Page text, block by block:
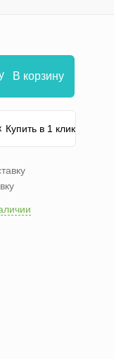
В корзину
Купить в 1 клик